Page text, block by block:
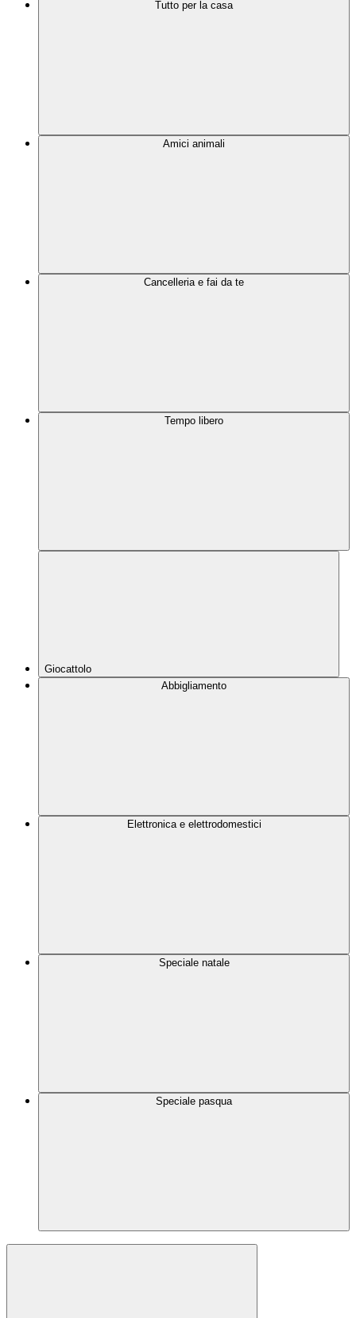
Tutto per la casa
Amici animali
Cancelleria e fai da te
Tempo libero
Giocattolo
Abbigliamento
Elettronica e elettrodomestici
Speciale natale
Speciale pasqua